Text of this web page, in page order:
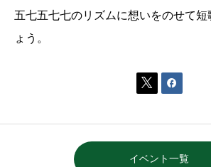
五七五七七のリズムに想いをのせて短
ょう。
 
イベント一覧